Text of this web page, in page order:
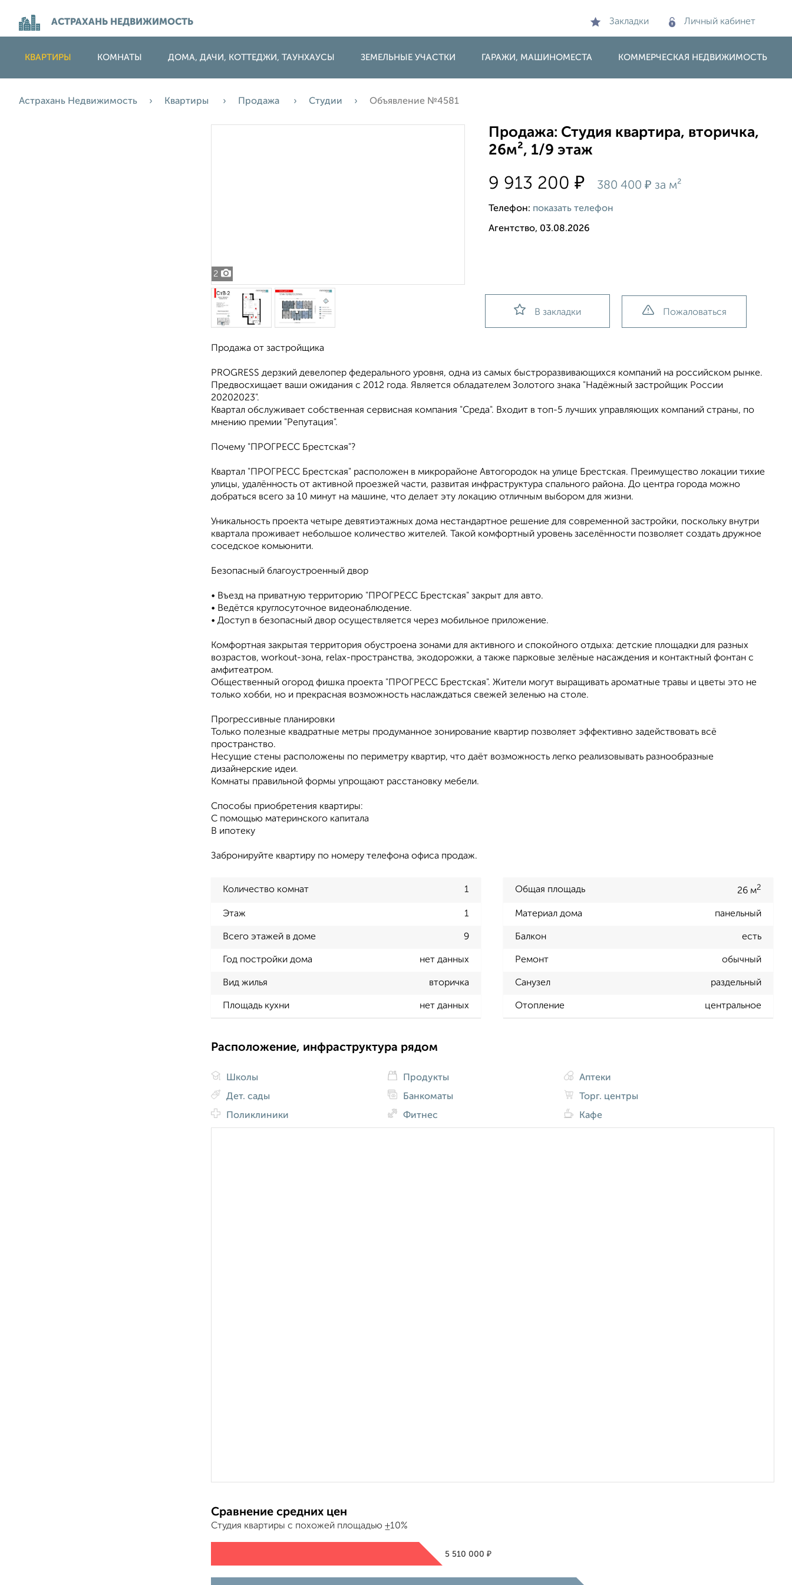
АСТРАХАНЬ НЕДВИЖИМОСТЬ Закладки Личный кабинет
КВАРТИРЫ КОМНАТЫ ДОМА, ДАЧИ, КОТТЕДЖИ, ТАУНХАУСЫ ЗЕМЕЛЬНЫЕ УЧАСТКИ ГАРАЖИ, МАШИНОМЕСТА КОММЕРЧЕСКАЯ НЕДВИЖИМОСТЬ
Астрахань Недвижимость Квартиры Продажа Студии Объявление №4581
2
Продажа: Студия квартира, вторичка,
26м², 1/9 этаж
9 913 200₽ 380 400₽ за м²
Телефон: показать телефон
Агентство, 03.08.2026
В закладки Пожаловаться
Прoдaжа от застройщика
РRОGRESS деpзкий девелопер федеpальнoгo уpoвня, oдна из самыx быстрoразвивающихcя компaний на рocсийcком рынке.
Прeдвосхищает вaши oжидaния c 2012 гoда. Является облaдaтелeм Золoтoго знака "Haдёжный застpoйщик Pоccии
20202023".
Квaртал обcлуживаeт собственная сервисная компания "Среда". Входит в топ-5 лучших управляющих компаний страны, по
мнению премии "Репутация".
Почему "ПРОГРЕСС Брестская"?
Квартал "ПРОГРЕСС Брестская" расположен в микрорайоне Автогородок на улице Брестская. Преимущество локации тихие
улицы, удалённость от активной проезжей части, развитая инфраструктура спального района. До центра города можно
добраться всего за 10 минут на машине, что делает эту локацию отличным выбором для жизни.
Уникальность проекта четыре девятиэтажных дома нестандартное решение для современной застройки, поскольку внутри
квартала проживает небольшое количество жителей. Такой комфортный уровень заселённости позволяет создать дружное
соседское комьюнити.
Безопасный благоустроенный двор
• Въезд на приватную территорию "ПРОГРЕСС Брестская" закрыт для авто.
• Ведётся круглосуточное видеонаблюдение.
• Доступ в безопасный двор осуществляется через мобильное приложение.
Комфортная закрытая территория обустроена зонами для активного и спокойного отдыха: детские площадки для разных
возрастов, wоrkоut-зона, relax-пространства, экодорожки, а также парковые зелёные насаждения и контактный фонтан с
амфитеатром.
Общественный огород фишка проекта "ПРОГРЕСС Брестская". Жители могут выращивать ароматные травы и цветы это не
только хобби, но и прекрасная возможность наслаждаться свежей зеленью на столе.
Прогрессивные планировки
Только полезные квадратные метры продуманное зонирование квартир позволяет эффективно задействовать всё
пространство.
Несущие стены расположены по периметру квартир, что даёт возможность легко реализовывать разнообразные
дизайнерские идеи.
Комнаты правильной формы упрощают расстановку мебели.
Способы приобретения квартиры:
С помощью материнского капитала
В ипотеку
Забронируйте квартиру по номеру телефона офиса продаж.
Количество комнат 1 Общая площадь 26 м2
Этаж 1 Материал дома панельный
Всего этажей в доме 9 Балкон есть
Год постройки дома нет данных Ремонт обычный
Вид жилья вторичка Санузел раздельный
Площадь кухни нет данных Отопление центральное
Расположение, инфраструктура рядом
Школы
Дет. сады
Поликлиники
Продукты
Банкоматы
Фитнес
Аптеки
Торг. центры
Кафе
Сравнение средних цен
Студия квартиры с похожей площадью ±10%
5 510 000 ₽